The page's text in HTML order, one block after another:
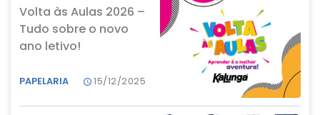
Volta às Aulas 2026 –
Tudo sobre o novo
ano letivo!
PAPELARIA 15/12/2025